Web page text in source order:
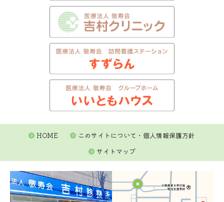
HOME
このサイトについて・個人情報保護方針
サイトマップ